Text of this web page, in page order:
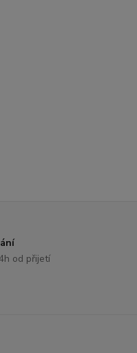
od přijetí